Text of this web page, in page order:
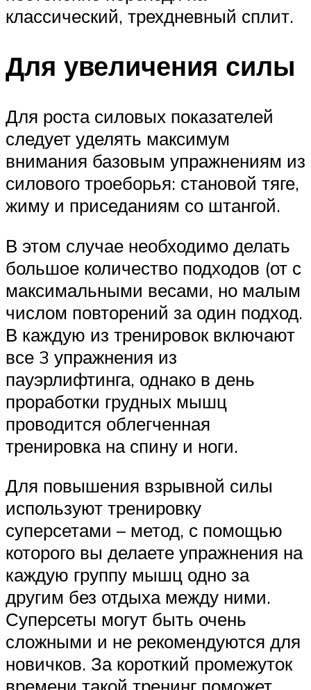
классический, трехдневный сплит.
Для увеличения силы
Для роста силовых показателей
следует уделять максимум
внимания базовым упражнениям из
силового троеборья: становой тяге,
жиму и приседаниям со штангой.
В этом случае необходимо делать
большое количество подходов (от с
максимальными весами, но малым
числом повторений за один подход.
В каждую из тренировок включают
все 3 упражнения из
пауэрлифтинга, однако в день
проработки грудных мышц
проводится облегченная
тренировка на спину и ноги.
Для повышения взрывной силы
используют тренировку
суперсетами – метод, с помощью
которого вы делаете упражнения на
каждую группу мышц одно за
другим без отдыха между ними.
Суперсеты могут быть очень
сложными и не рекомендуются для
новичков. За короткий промежуток